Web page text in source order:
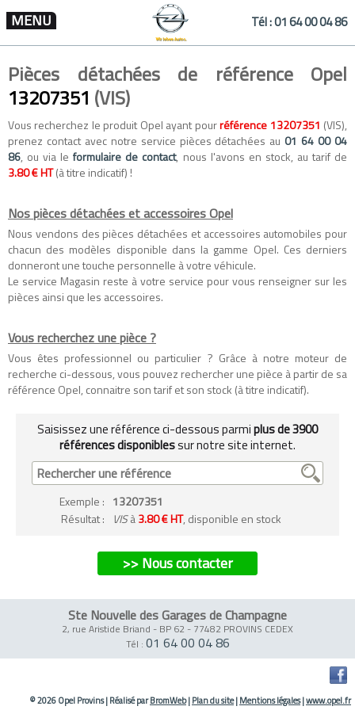
MENU Tél :01 64 00 04 86
Pièces détachées de référence Opel
13207351 (VIS)
Vous recherchez le produit Opel ayant pourréférence 13207351 (VIS),
prenez contact avec notre service pièces détachées au 01 64 00 04
86, ou via leformulaire de contact, nous l'avons en stock, au tarif de
3.80 € HT(à titre indicatif) !
Nos pièces détachées et accessoires Opel
Nous vendons des pièces détachées etaccessoires automobiles pour
chacun des modèles disponible dans la gamme Opel. Ces derniers
donneront une touche personnelle à votre véhicule.
Le service Magasin reste à votre service pour vous renseigner sur les
pièces ainsi que les accessoires.
Vous recherchez une pièce ?
Vous êtes professionnel ou particulier ? Grâce à notre moteur de
recherche ci-dessous, vous pouvez rechercher une pièce à partir de sa
référence Opel, connaitre son tarif et son stock (à titre indicatif).
Saisissez une référence ci-dessous parmiplus de 3900
références disponiblessur notre site internet.
Exemple : 13207351
Résultat :
VISà3.80 € HT, disponible en stock
>> Nous contacter
Ste Nouvelle des Garages de Champagne
2, rue Aristide Briand - BP 62 - 77482 PROVINS CEDEX
Tél : 01 64 00 04 86
© 2026 Opel Provins|Réalisé parBromWeb|Plan du site|Mentions légales|www.opel.fr